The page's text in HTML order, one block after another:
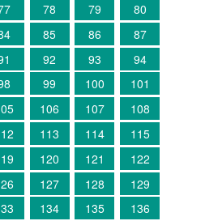
78 79
80
85 86
87
92 93
94
99 100
101
106 107
108
113 114
115
120 121
122
127 128
129
134 135
136